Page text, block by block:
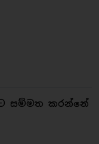
සම්මත කරන්නේ